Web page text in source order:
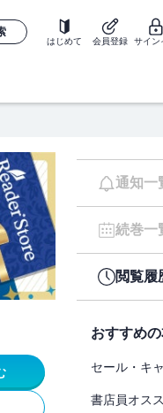
はじめて 会員登録 サイン
通知一
続巻一
閲覧履
おすすめ
セール・キ
書店員オス